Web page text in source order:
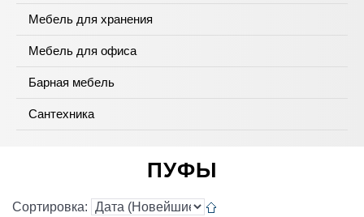
Мебель для хранения
Мебель для офиса
Барная мебель
Сантехника
ПУФЫ
Сортировка: